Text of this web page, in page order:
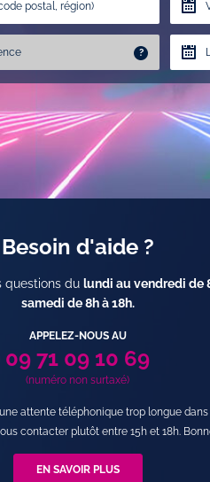
postal, région)
?
Besoin d'aide ?
questions du lundi au vendredi de
samedi de 8h à 18h.
APPELEZ-NOUS AU
09 71 09 10 69
(numéro non surtaxé)
attente téléphonique trop longue
contacter plutôt entre 15h et 18h.
EN SAVOIR PLUS